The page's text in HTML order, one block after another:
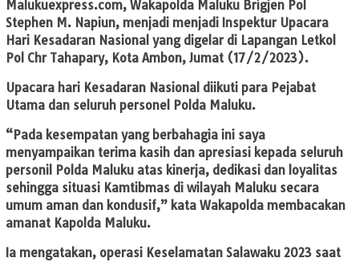
Malukuexpress.com, Wakapolda Maluku Brigjen Pol
Stephen M. Napiun, menjadi menjadi Inspektur Upacara
Hari Kesadaran Nasional yang digelar di Lapangan Letkol
Pol Chr Tahapary, Kota Ambon, Jumat (17/2/2023).
Upacara hari Kesadaran Nasional diikuti para Pejabat
Utama dan seluruh personel Polda Maluku.
“Pada kesempatan yang berbahagia ini saya
menyampaikan terima kasih dan apresiasi kepada seluruh
personil Polda Maluku atas kinerja, dedikasi dan loyalitas
sehingga situasi Kamtibmas di wilayah Maluku secara
umum aman dan kondusif,” kata Wakapolda membacakan
amanat Kapolda Maluku.
Ia mengatakan, operasi Keselamatan Salawaku 2023 saat